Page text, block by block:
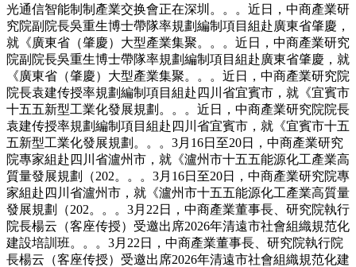
光通信智能制制產業交换會正在深圳。。。近日，中商產業研
究院副院長吳重生博士帶隊率規劃編制項目組赴廣東省肇慶，
就《廣東省（肇慶）大型產業集聚。。。近日，中商產業研究
院副院長吳重生博士帶隊率規劃編制項目組赴廣東省肇慶，就
《廣東省（肇慶）大型產業集聚。。。近日，中商產業研究院
院長袁建传授率規劃編制項目組赴四川省宜賓市，就《宜賓市
十五五新型工業化發展規劃。。。近日，中商產業研究院院長
袁建传授率規劃編制項目組赴四川省宜賓市，就《宜賓市十五
五新型工業化發展規劃。。。3月16日至20日，中商產業研究
院專家組赴四川省瀘州市，就《瀘州市十五五能源化工產業高
質量發展規劃（202。。。3月16日至20日，中商產業研究院專
家組赴四川省瀘州市，就《瀘州市十五五能源化工產業高質量
發展規劃（202。。。3月22日，中商產業董事長、研究院執行
院長楊云（客座传授）受邀出席2026年清遠市社會組織規范化
建設培訓班。。。3月22日，中商產業董事長、研究院執行院
長楊云（客座传授）受邀出席2026年清遠市社會組織規范化建